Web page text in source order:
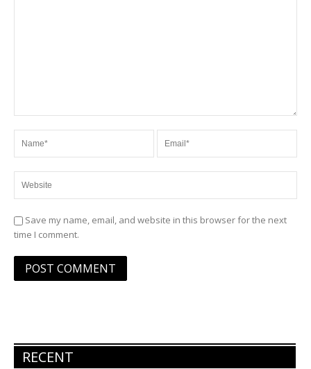
Save my name, email, and website in this browser for the next
time I comment.
RECENT